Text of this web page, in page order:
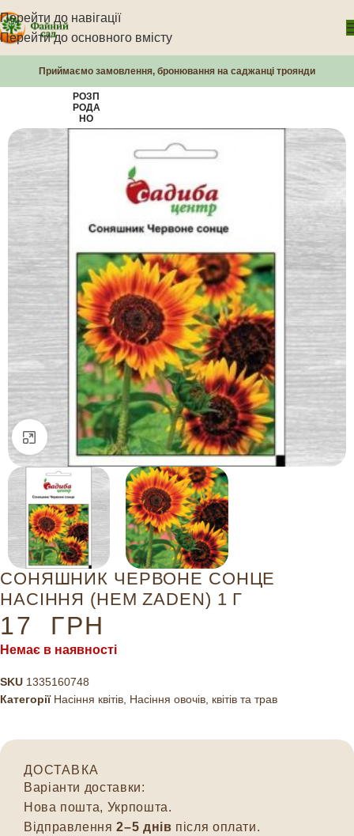
Перейти до навігації
Перейти до основного вмісту
Приймаємо замовлення, бронювання на саджанці троянди
РОЗП
РОДА
НО
Натисніть, щоб збільшити
СОНЯШНИК ЧЕРВОНЕ СОНЦЕ
НАСІННЯ (HEM ZADEN) 1 Г
17 ГРН
Немає в наявності
SKU 1335160748
Категорії Насіння квітів, Насіння овочів, квітів та трав
ДОСТАВКА
Варіанти доставки:
Нова пошта, Укрпошта.
Відправлення2–5 днів після оплати.